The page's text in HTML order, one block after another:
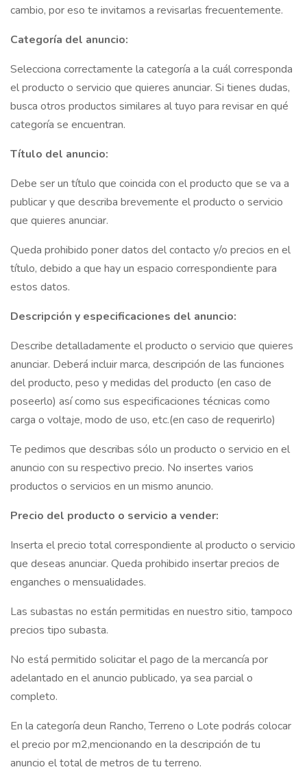
cambio, por eso te invitamos a revisarlas frecuentemente.
Categoría del anuncio:
Selecciona correctamente la categoría a la cuál corresponda
el producto o servicio que quieres anunciar. Si tienes dudas,
busca otros productos similares al tuyo para revisar en qué
categoría se encuentran.
Título del anuncio:
Debe ser un título que coincida con el producto que se va a
publicar y que describa brevemente el producto o servicio
que quieres anunciar.
Queda prohibido poner datos del contacto y/o precios en el
título, debido a que hay un espacio correspondiente para
estos datos.
Descripción y especificaciones del anuncio:
Describe detalladamente el producto o servicio que quieres
anunciar. Deberá incluir marca, descripción de las funciones
del producto, peso y medidas del producto (en caso de
poseerlo) así como sus especificaciones técnicas como
carga o voltaje, modo de uso, etc.(en caso de requerirlo)
Te pedimos que describas sólo un producto o servicio en el
anuncio con su respectivo precio. No insertes varios
productos o servicios en un mismo anuncio.
Precio del producto o servicio a vender:
Inserta el precio total correspondiente al producto o servicio
que deseas anunciar. Queda prohibido insertar precios de
enganches o mensualidades.
Las subastas no están permitidas en nuestro sitio, tampoco
precios tipo subasta.
No está permitido solicitar el pago de la mercancía por
adelantado en el anuncio publicado, ya sea parcial o
completo.
En la categoría deun Rancho, Terreno o Lote podrás colocar
el precio por m2,mencionando en la descripción de tu
anuncio el total de metros de tu terreno.